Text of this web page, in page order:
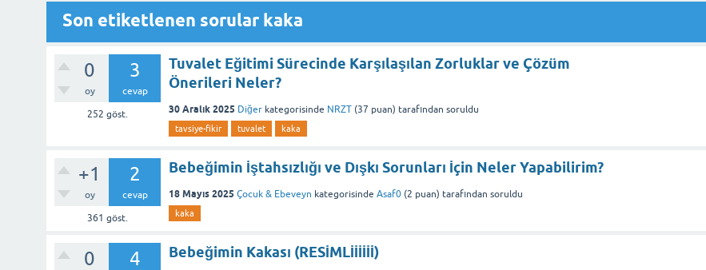
Son etiketlenen sorular kaka
0
oy
3
cevap
252 göst.
Tuvalet Eğitimi Sürecinde Karşılaşılan Zorluklar ve Çözüm
Önerileri Neler?
30 Aralık 2025 Diğer kategorisinde NRZT (37 puan) tarafından soruldu
tavsiye-fikir tuvalet kaka
+1
oy
2
cevap
361 göst.
Bebeğimin İştahsızlığı ve Dışkı Sorunları İçin Neler Yapabilirim?
18 Mayıs 2025 Çocuk & Ebeveyn kategorisinde Asaf0 (2 puan) tarafından soruldu
kaka
0 4 Bebeğimin Kakası (RESİMLİİİİİİ)